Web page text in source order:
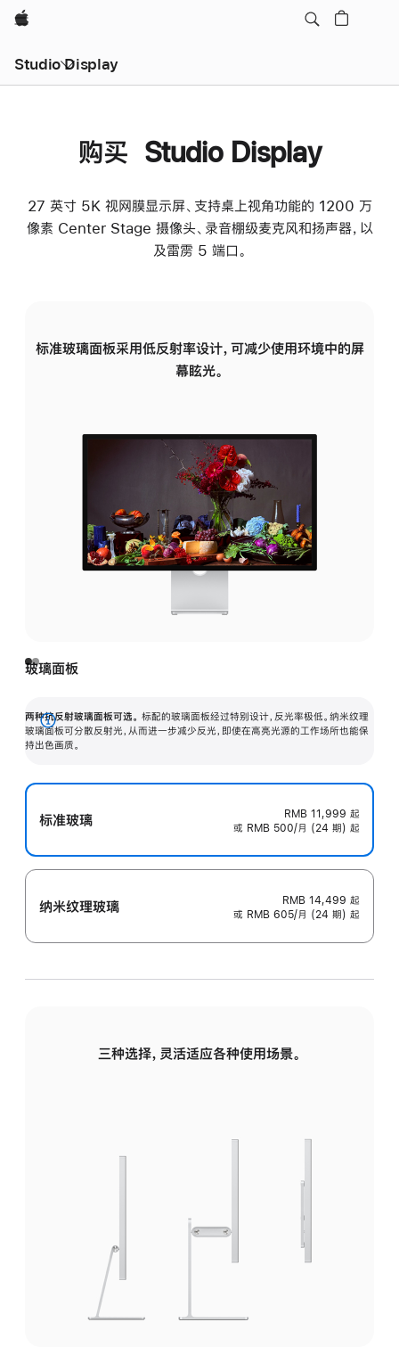
Apple
Studio Display
购买 Studio Display
27 英寸 5K 视网膜显示屏、支持桌上视角功能的 1200 万
像素 Center Stage 摄像头、录音棚级麦克风和扬声器，以
及雷雳 5 端口。
标准玻璃面板采用低反射率设计，可减少使用环境中的屏
幕眩光。
玻璃面板
两种抗反射玻璃面板可选。 标配的玻璃面板经过特别设计，反光率极低。纳米纹理
玻璃面板可分散反射光，从而进一步减少反光，即使在高亮光源的工作场所也能保
持出色画质。
展
开
标准玻璃 RMB 11,999 起
或 RMB 500/月 (24 期) 起
纳米纹理玻璃 RMB 14,499 起
或 RMB 605/月 (24 期) 起
三种选择，灵活适应各种使用场景。